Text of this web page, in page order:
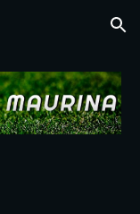
Skip to navigation